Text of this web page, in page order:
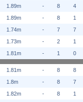
1.89m - 8
4
1.89m - 8
1
1.74m - 7
7
1.73m - 2
1
1.81m - 1 0
1.81m - 8
8
1.8m - 8
7
1.82m - 8
1